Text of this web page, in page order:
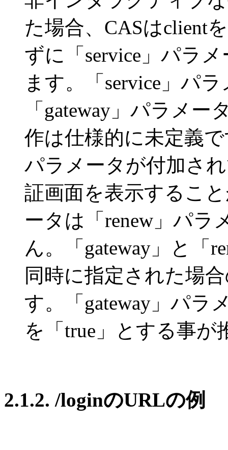
た場合、CASはclient
ずに「service」パラ
ます。「service」パ
「gateway」パラメ
作は仕様的に未定義
パラメータが付加さ
証画面を表示するこ
ータは「renew」パラ
ん。「gateway」と「
同時に指定された場
す。「gateway」パラ
を「true」とする事が
2.1.2. /loginのURLの例